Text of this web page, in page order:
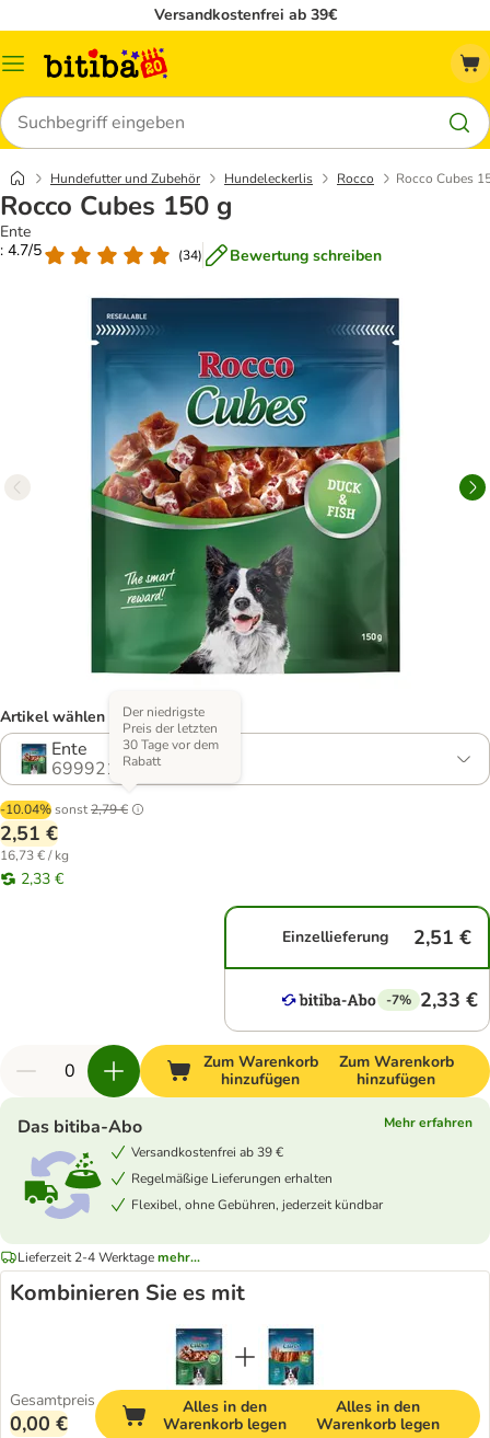
Versandkostenfrei ab 39€
Menü
Suchen
Hundefutter und Zubehör Hundeleckerlis Rocco Rocco Cubes
Rocco Cubes 150 g
Ente
: 4.7/5
(34) Bewertung schreiben
Artikel wählen (2 Varianten)
Ente
699921.2
-10.04%sonst2,79 €
Der niedrigste
Preis der letzten
30 Tage vor dem
Rabatt
2,51 €
16,73 € / kg
2,33 €
Einzellieferung 2,51 €
-7% 2,33 €
Zum Warenkorb
hinzufügen
Zum Warenkorb
hinzufügen
Das bitiba-Abo
Mehr erfahren
Versandkostenfrei ab 39 €
Regelmäßige Lieferungen erhalten
Flexibel, ohne Gebühren, jederzeit kündbar
Lieferzeit 2-4 Werktagemehr...
Kombinieren Sie es mit
Gesamtpreis
0,00 €
Alles in den
Warenkorb legen
Alles in den
Warenkorb legen